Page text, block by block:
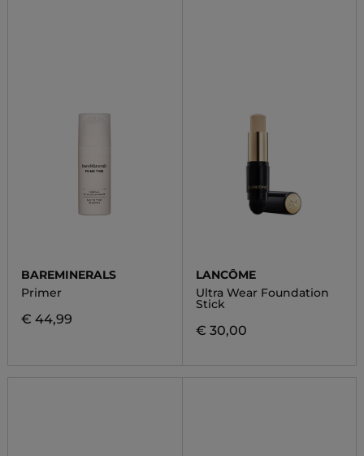
BAREMINERALS
Primer
€ 44,99
LANCÔME
Ultra Wear Foundation
Stick
€ 30,00